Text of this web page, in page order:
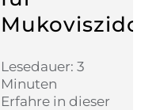
Lesedauer: 3
Minuten
Erfahre in dieser